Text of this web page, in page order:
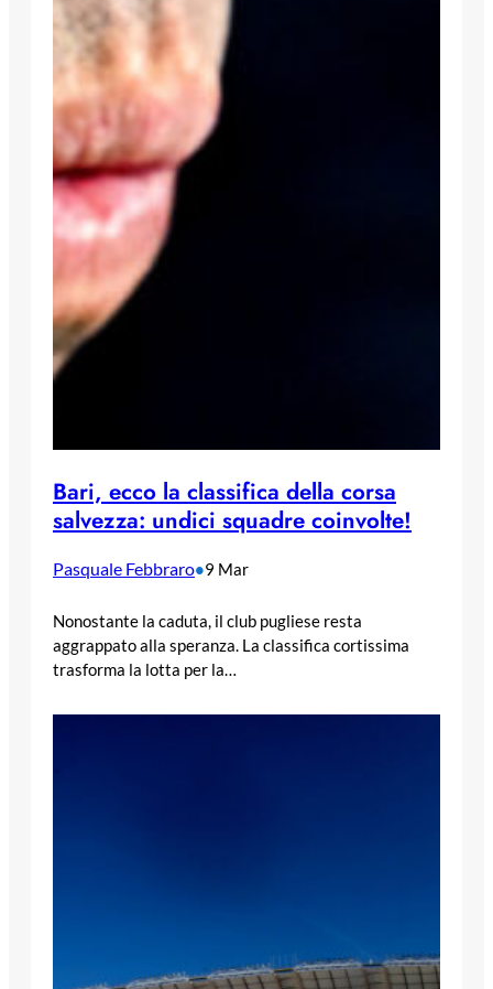
Bari, ecco la classifica della corsa
salvezza: undici squadre coinvolte!
Pasquale Febbraro•9 Mar
Nonostante la caduta, il club pugliese resta
aggrappato alla speranza. La classifica cortissima
trasforma la lotta per la…